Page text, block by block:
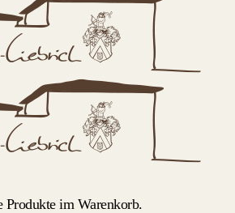
Produkte im Warenkorb.